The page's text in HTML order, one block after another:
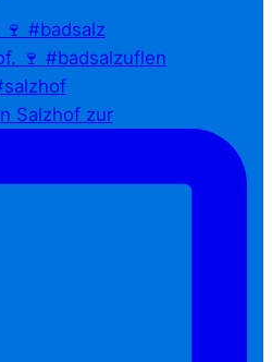
#badsalz
Salzhof zur